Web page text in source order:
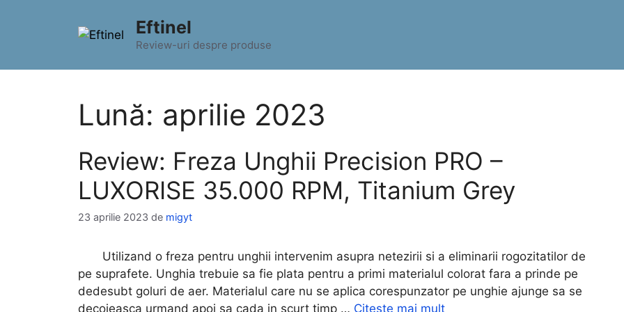
Eftinel
Review-uri despre produse
Lună: aprilie 2023
Review: Freza Unghii Precision PRO –
LUXORISE 35.000 RPM, Titanium Grey
23 aprilie 2023 de migyt
Utilizand o freza pentru unghii intervenim asupra netezirii si a eliminarii rogozitatilor de
pe suprafete. Unghia trebuie sa fie plata pentru a primi materialul colorat fara a prinde pe
dedesubt goluri de aer. Materialul care nu se aplica corespunzator pe unghie ajunge sa se
decojeasca urmand apoi sa cada in scurt timp … Citește mai mult